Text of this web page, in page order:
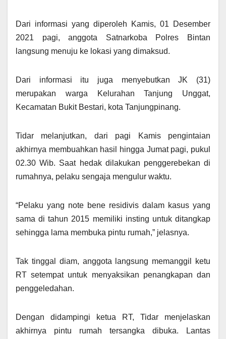
Dari informasi yang diperoleh Kamis, 01 Desember
2021 pagi, anggota Satnarkoba Polres Bintan
langsung menuju ke lokasi yang dimaksud.
Dari informasi itu juga menyebutkan JK (31)
merupakan warga Kelurahan Tanjung Unggat,
Kecamatan Bukit Bestari, kota Tanjungpinang.
Tidar melanjutkan, dari pagi Kamis pengintaian
akhirnya membuahkan hasil hingga Jumat pagi, pukul
02.30 Wib. Saat hedak dilakukan penggerebekan di
rumahnya, pelaku sengaja mengulur waktu.
“Pelaku yang note bene residivis dalam kasus yang
sama di tahun 2015 memiliki insting untuk ditangkap
sehingga lama membuka pintu rumah,” jelasnya.
Tak tinggal diam, anggota langsung memanggil ketu
RT setempat untuk menyaksikan penangkapan dan
penggeledahan.
Dengan didampingi ketua RT, Tidar menjelaskan
akhirnya pintu rumah tersangka dibuka. Lantas